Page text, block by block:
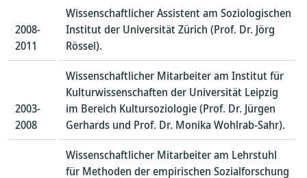
2008-
2011
Wissenschaftlicher Assistent am Soziologischen
Institut der Universität Zürich (Prof. Dr. Jörg
Rössel).
2003-
2008
Wissenschaftlicher Mitarbeiter am Institut für
Kulturwissenschaften der Universität Leipzig
im Bereich Kultursoziologie (Prof. Dr. Jürgen
Gerhards und Prof. Dr. Monika Wohlrab-Sahr).
Wissenschaftlicher Mitarbeiter am Lehrstuhl
für Methoden der empirischen Sozialforschung